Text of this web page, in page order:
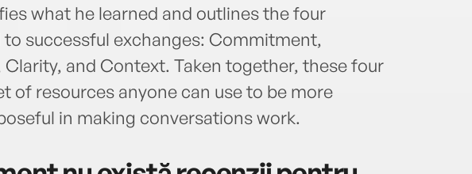
what he learned and outlines the four
successful exchanges: Commitment,
and Context. Taken together, these four
of resources anyone can use to be more
in making conversations work.